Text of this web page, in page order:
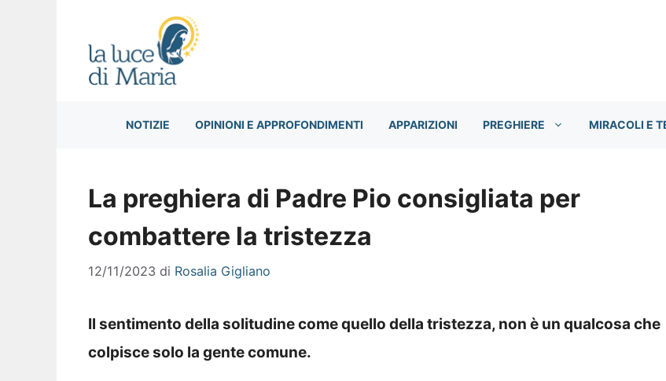
NOTIZIE OPINIONI E APPROFONDIMENTI APPARIZIONI PREGHIERE MIRACOLI E
La preghiera di Padre Pio consigliata per
combattere la tristezza
12/11/2023 di Rosalia Gigliano
Il sentimento della solitudine come quello della tristezza, non è un qualcosa che
colpisce solo la gente comune.